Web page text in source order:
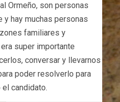
Ormeño, son personas
y hay muchas personas
familiares y
super importante
conversar y llevarnos
poder resolverlo para
candidato.